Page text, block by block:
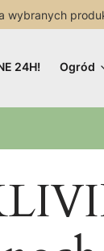
wybranych
24H! Ogród